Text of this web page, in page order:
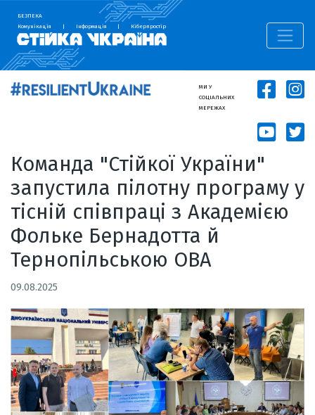
БЕЗПЕКА
Комунікація
| Інформація | Кіберпростір
МИ У
СОЦІАЛЬНИХ
МЕРЕЖАХ
Команда "Стійкої України"
запустила пілотну програму у
тісній співпраці з Академією
Фольке Бернадотта й
Тернопільською ОВА
09.08.2025